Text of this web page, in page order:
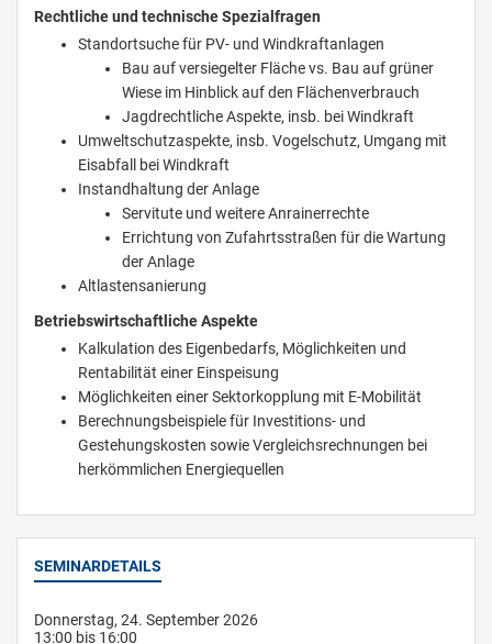
Rechtliche und technische Spezialfragen
Standortsuche für PV- und Windkraftanlagen
Bau auf versiegelter Fläche vs. Bau auf grüner
Wiese im Hinblick auf den Flächenverbrauch
Jagdrechtliche Aspekte, insb. bei Windkraft
Umweltschutzaspekte, insb. Vogelschutz, Umgang mit
Eisabfall bei Windkraft
Instandhaltung der Anlage
Servitute und weitere Anrainerrechte
Errichtung von Zufahrtsstraßen für die Wartung
der Anlage
Altlastensanierung
Betriebswirtschaftliche Aspekte
Kalkulation des Eigenbedarfs, Möglichkeiten und
Rentabilität einer Einspeisung
Möglichkeiten einer Sektorkopplung mit E-Mobilität
Berechnungsbeispiele für Investitions- und
Gestehungskosten sowie Vergleichsrechnungen bei
herkömmlichen Energiequellen
SEMINARDETAILS
Donnerstag, 24. September 2026
13:00 bis 16:00